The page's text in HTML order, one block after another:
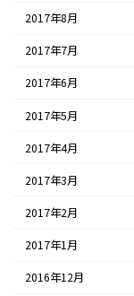
2017年8月
2017年7月
2017年6月
2017年5月
2017年4月
2017年3月
2017年2月
2017年1月
2016年12月